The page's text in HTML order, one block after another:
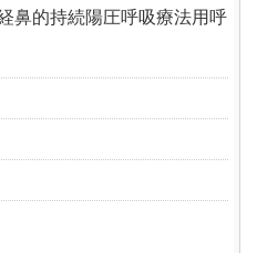
鼻的持続陽圧呼吸療法用呼